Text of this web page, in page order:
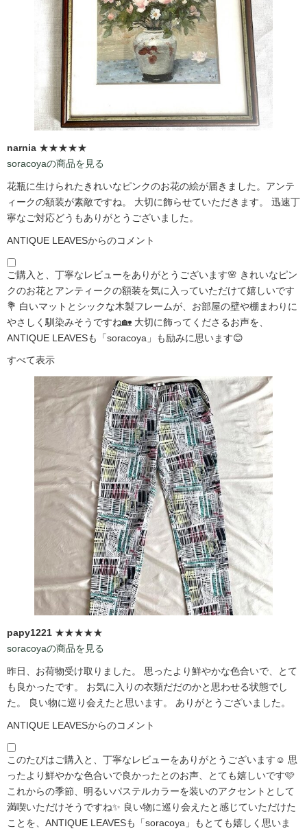
narnia ★★★★★
soracoyaの商品を見る
花瓶に生けられたきれいなピンクのお花の絵が届きました。アンテ
ィークの額装が素敵ですね。 大切に飾らせていただきます。 迅速丁
寧なご対応どうもありがとうございました。
ANTIQUE LEAVESからのコメント
ご購入と、丁寧なレビューをありがとうございます🌸 きれいなピン
クのお花とアンティークの額装を気に入っていただけて嬉しいです
💐 白いマットとシックな木製フレームが、お部屋の壁や棚まわりに
やさしく馴染みそうですね🏡 大切に飾ってくださるお声を、
ANTIQUE LEAVESも「soracoya」も励みに思います😊
すべて表示
papy1221 ★★★★★
soracoyaの商品を見る
昨日、お荷物受け取りました。 思ったより鮮やかな色合いで、とて
も良かったです。 お気に入りの衣類だだのかと思わせる状態でし
た。 良い物に巡り会えたと思います。 ありがとうございました。
ANTIQUE LEAVESからのコメント
このたびはご購入と、丁寧なレビューをありがとうございます☺️ 思
ったより鮮やかな色合いで良かったとのお声、とても嬉しいです🩷
これからの季節、明るいパステルカラーを装いのアクセントとして
満喫いただけそうですね✨ 良い物に巡り会えたと感じていただけた
ことを、ANTIQUE LEAVESも「soracoya」もとても嬉しく思いま